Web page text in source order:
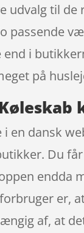
udvalg til
passende
i
på
en dansk
Du
endda
er,
af, at